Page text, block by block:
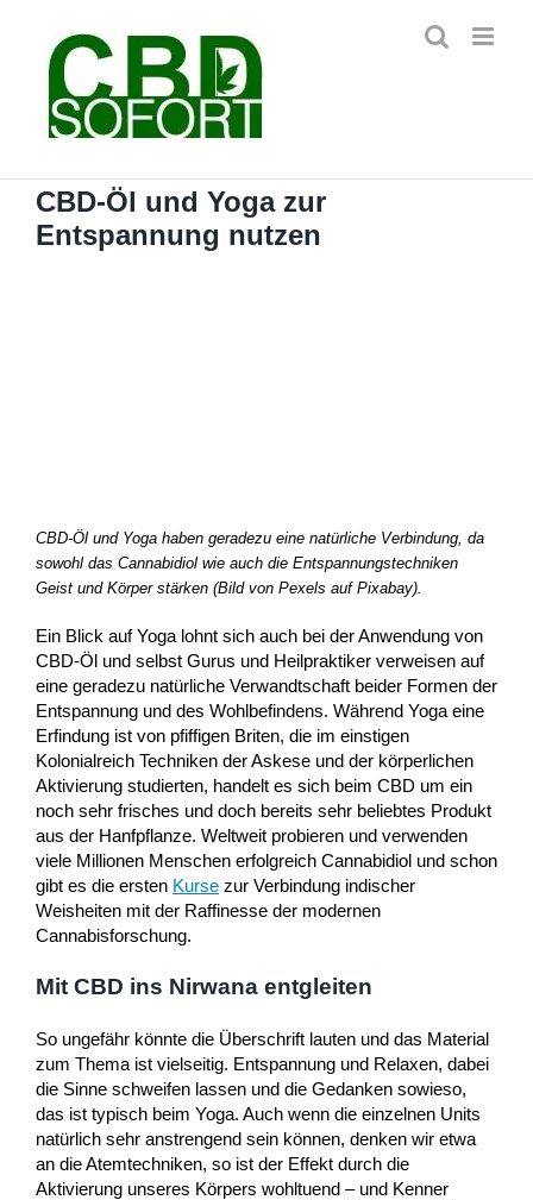
springen
CBD-Öl und Yoga zur
Entspannung nutzen
CBD-Öl und Yoga haben geradezu eine natürliche Verbindung, da
sowohl das Cannabidiol wie auch die Entspannungstechniken
Geist und Körper stärken (Bild von Pexels auf Pixabay).
Ein Blick auf Yoga lohnt sich auch bei der Anwendung von
CBD-Öl und selbst Gurus und Heilpraktiker verweisen auf
eine geradezu natürliche Verwandtschaft beider Formen der
Entspannung und des Wohlbefindens. Während Yoga eine
Erfindung ist von pfiffigen Briten, die im einstigen
Kolonialreich Techniken der Askese und der körperlichen
Aktivierung studierten, handelt es sich beim CBD um ein
noch sehr frisches und doch bereits sehr beliebtes Produkt
aus der Hanfpflanze. Weltweit probieren und verwenden
viele Millionen Menschen erfolgreich Cannabidiol und schon
gibt es die ersten Kurse zur Verbindung indischer
Weisheiten mit der Raffinesse der modernen
Cannabisforschung.
Mit CBD ins Nirwana entgleiten
So ungefähr könnte die Überschrift lauten und das Material
zum Thema ist vielseitig. Entspannung und Relaxen, dabei
die Sinne schweifen lassen und die Gedanken sowieso,
das ist typisch beim Yoga. Auch wenn die einzelnen Units
natürlich sehr anstrengend sein können, denken wir etwa
an die Atemtechniken, so ist der Effekt durch die
Aktivierung unseres Körpers wohltuend – und Kenner